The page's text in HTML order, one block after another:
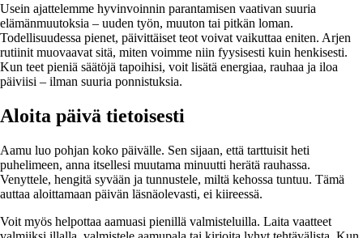
Usein ajattelemme hyvinvoinnin parantamisen vaativan suuria
elämänmuutoksia – uuden työn, muuton tai pitkän loman.
Todellisuudessa pienet, päivittäiset teot voivat vaikuttaa eniten. Arjen
rutiinit muovaavat sitä, miten voimme niin fyysisesti kuin henkisesti.
Kun teet pieniä säätöjä tapoihisi, voit lisätä energiaa, rauhaa ja iloa
päiviisi – ilman suuria ponnistuksia.
Aloita päivä tietoisesti
Aamu luo pohjan koko päivälle. Sen sijaan, että tarttuisit heti
puhelimeen, anna itsellesi muutama minuutti herätä rauhassa.
Venyttele, hengitä syvään ja tunnustele, miltä kehossa tuntuu. Tämä
auttaa aloittamaan päivän läsnäolevasti, ei kiireessä.
Voit myös helpottaa aamuasi pienillä valmisteluilla. Laita vaatteet